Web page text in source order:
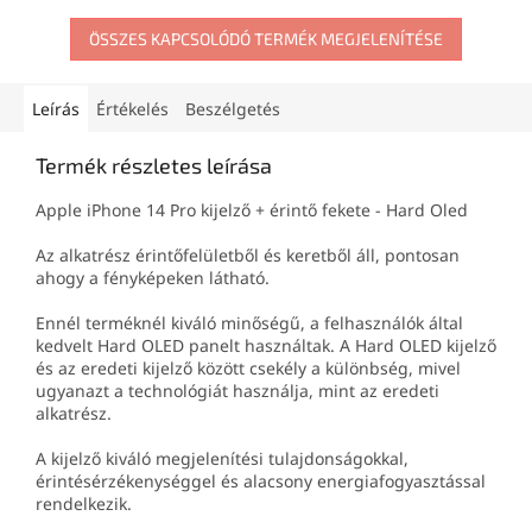
illeszkedéssel. Ideális
megoldás professzionális
szervizeknek és precíz
ÖSSZES KAPCSOLÓDÓ TERMÉK MEGJELENÍTÉSE
Leírás Értékelés Beszélgetés
Termék részletes leírása
Apple iPhone 14 Pro kijelző + érintő fekete - Hard Oled
Az alkatrész érintőfelületből és keretből áll, pontosan
ahogy a fényképeken látható.
Ennél terméknél kiváló minőségű, a felhasználók által
kedvelt Hard OLED panelt használtak. A Hard OLED kijelző
és az eredeti kijelző között csekély a különbség, mivel
ugyanazt a technológiát használja, mint az eredeti
alkatrész.
A kijelző kiváló megjelenítési tulajdonságokkal,
érintésérzékenységgel és alacsony energiafogyasztással
rendelkezik.